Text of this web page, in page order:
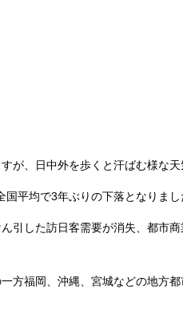
が、日中外を歩くと汗ばむ様な天
平均で3年ぶりの下落となりまし
引した訪日客需要が消失、都市
方福岡、沖縄、宮城などの地方